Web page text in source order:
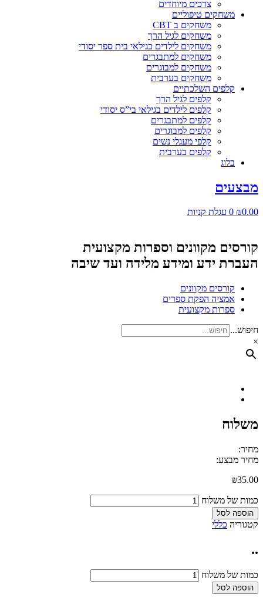
צרכים מיוחדים
משחקים טיפוליים
משחקים ב CBT
משחקים לגיל הרך
משחקים לילדים בגילאי בית ספר יסודי
משחקים למתבגרים
משחקים למבוגרים
משחקים בערבית
קלפים השלכתיים
קלפים לגיל הרך
קלפים לילדים בגילאי בי”ס יסודי
קלפים למתבגרים
קלפים למבוגרים
קלפי מעגלי נשים
קלפים בערבית
בלוג
מבצעים
₪0.00
0 עגלת קניות
קורסים מקוונים וספרות מקצועית
העברת ידע ומידע מלידה ועד שיבה
קורסים מקוונים
אמציה הפקת ספרים
ספרות מקצועית
חיפוש...
×
משלוח
מחיר:
מחיר מבצע:
₪35.00
כמות של משלוח
הוספה לסל
קטגוריה כללי
..
כמות של משלוח
הוספה לסל